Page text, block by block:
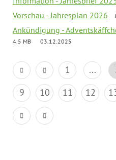
Vorschau - Jahresplan 2026
Ankündigung -
4.5 MB
03.12.2025
1 ...
9
10 11 12